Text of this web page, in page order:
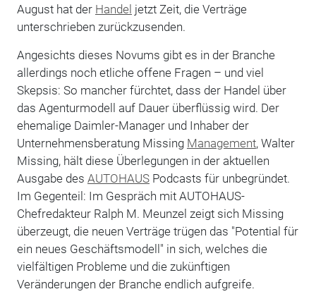
August hat der Handel jetzt Zeit, die Verträge
unterschrieben zurückzusenden.
Angesichts dieses Novums gibt es in der Branche
allerdings noch etliche offene Fragen – und viel
Skepsis: So mancher fürchtet, dass der Handel über
das Agenturmodell auf Dauer überflüssig wird. Der
ehemalige Daimler-Manager und Inhaber der
Unternehmensberatung Missing Management, Walter
Missing, hält diese Überlegungen in der aktuellen
Ausgabe des AUTOHAUSPodcasts für unbegründet.
Im Gegenteil: Im Gespräch mit AUTOHAUS-
Chefredakteur Ralph M. Meunzel zeigt sich Missing
überzeugt, die neuen Verträge trügen das "Potential für
ein neues Geschäftsmodell" in sich, welches die
vielfältigen Probleme und die zukünftigen
Veränderungen der Branche endlich aufgreife.